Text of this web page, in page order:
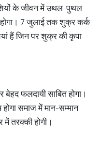
के जीवन में उथल-पुथल
7 जुलाई तक शुक्र कर्क
हैं जिन पर शुक्र की कृपा
फलदायी साबित होगा।
समाज में मान-सम्मान
तरक्की होगी।